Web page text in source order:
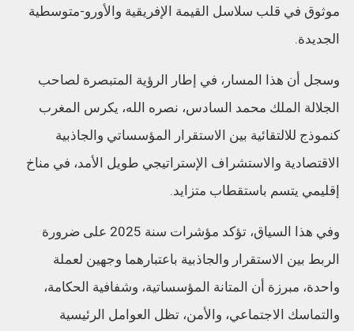
موثوق في قلب سلاسل القيمة الإفريقية والأورو-متوسطية
الجديدة.
وسجل أن هذا المسار، في إطار الرؤية المتبصرة لصاحب
الجلالة الملك محمد السادس، نصره الله، يكرس المغرب
كنموذج للالتقائية بين الاستقرار المؤسساتي والجاذبية
الاقتصادية والاستشراف الإستراتيجي طويل الأمد، في مناخ
إقليمي يتسم باستقطاب متزايد.
وفي هذا السياق، تؤكد مؤشرات سنة 2025 على ضرورة
الربط بين الاستقرار والجاذبية باعتبارهما وجهين لعملة
واحدة، مبرزة أن المتانة المؤسساتية، وشفافية الحكامة،
والتماسك الاجتماعي، والأمن، تظل العوامل الرئيسية